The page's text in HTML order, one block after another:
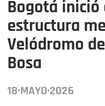
Bogotá
estructura
Velódromo
Bosa
18·MAYO·2026